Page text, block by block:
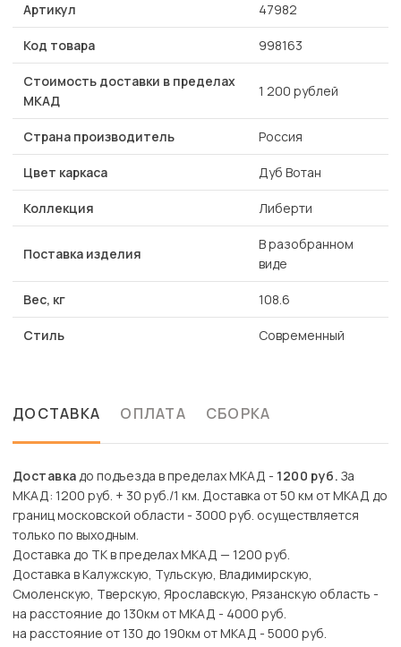
Артикул 47982
Код товара 998163
Стоимость доставки в пределах
МКАД
1 200 рублей
Страна производитель Россия
Цвет каркаса Дуб Вотан
Коллекция Либерти
Поставка изделия
В разобранном
виде
Вес, кг 108.6
Стиль Современный
ДОСТАВКА ОПЛАТА СБОРКА
Доставкадо подъезда в пределах МКАД - 1200 руб. За
МКАД: 1200 руб. + 30 руб./1 км. Доставка от 50 км от МКАД до
границ московской области - 3000 руб. осуществляется
только по выходным.
Доставка до ТК в пределах МКАД — 1200 руб.
Доставка в Калужскую, Тульскую, Владимирскую,
Смоленскую, Тверскую, Ярославскую, Рязанскую область -
на расстояние до 130км от МКАД - 4000 руб.
на расстояние от 130 до 190км от МКАД - 5000 руб.